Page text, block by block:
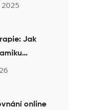
přístupu
Jak
problém
online